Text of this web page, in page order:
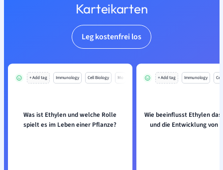
Karteikarten
Leg kostenfrei los
+ Add tag Immunology Cell Biology Mo
Was ist Ethylen und welche Rolle
spielt es im Leben einer Pflanze?
+ Add tag Immunology
Wie beeinflusst Ethylen
und die Entwicklung von